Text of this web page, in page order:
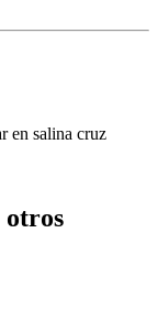
en salina cruz
otros